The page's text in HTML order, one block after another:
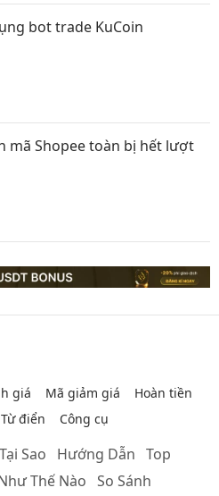
bot trade KuCoin
mã Shopee toàn bị hết lượt
giá Mã giảm giá
Hoàn tiền
Từ điển Công cụ
Tại Sao Hướng Dẫn Top
Thế Nào So Sánh